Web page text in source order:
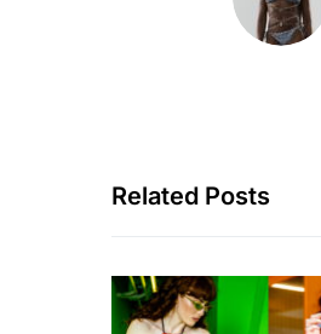
Related Posts